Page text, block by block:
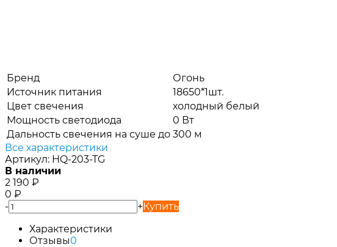
Бренд
Огонь
Источник питания
18650*1шт.
Цвет свечения
холодный белый
Мощность светодиода
0 Вт
Дальность свечения на суше до 300 м
Все характеристики
Артикул: HQ-203-TG
В наличии
2 190 ₽
0 ₽
-
+Купить
Характеристики
Отзывы0